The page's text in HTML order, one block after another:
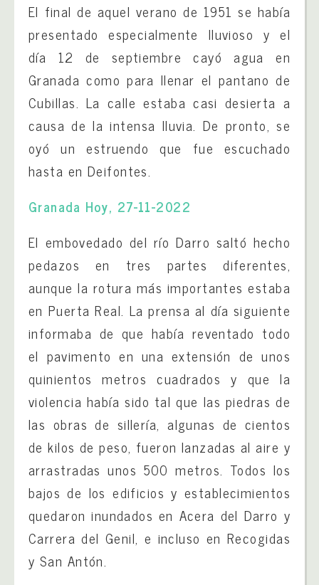
El final de aquel verano de 1951 se había
presentado especialmente lluvioso y el
día 12 de septiembre cayó agua en
Granada como para llenar el pantano de
Cubillas. La calle estaba casi desierta a
causa de la intensa lluvia. De pronto, se
oyó un estruendo que fue escuchado
hasta en Deifontes.
Granada Hoy, 27-11-2022
El embovedado del río Darro saltó hecho
pedazos en tres partes diferentes,
aunque la rotura más importantes estaba
en Puerta Real. La prensa al día siguiente
informaba de que había reventado todo
el pavimento en una extensión de unos
quinientos metros cuadrados y que la
violencia había sido tal que las piedras de
las obras de sillería, algunas de cientos
de kilos de peso, fueron lanzadas al aire y
arrastradas unos 500 metros. Todos los
bajos de los edificios y establecimientos
quedaron inundados en Acera del Darro y
Carrera del Genil, e incluso en Recogidas
y San Antón.